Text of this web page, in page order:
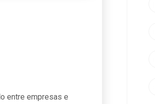
entre empresas e